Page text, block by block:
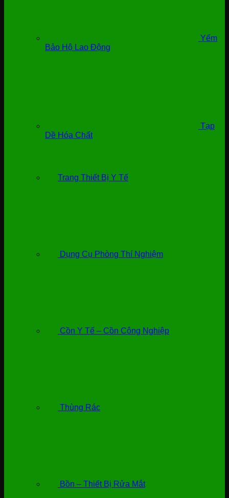
Yếm
Bảo Hộ Lao Động
Tạp
Dề Hóa Chất
Trang Thiết Bị Y Tế
Dụng Cụ Phòng Thí Nghiệm
Cồn Y Tế – Cồn Công Nghiệp
Thùng Rác
Bồn – Thiết Bị Rửa Mắt